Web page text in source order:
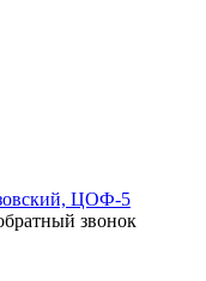
ЦОФ-5
звонок